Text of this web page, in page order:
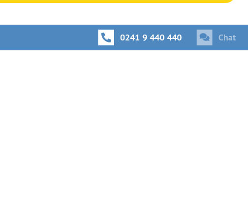
0241 9 440 440 Chat